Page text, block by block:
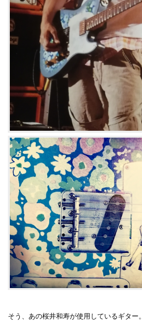
そう、あの桜井和寿が使用しているギター。